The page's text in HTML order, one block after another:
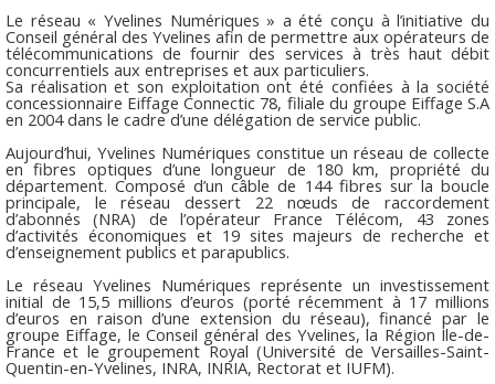
Le réseau « Yvelines Numériques » a été conçu à l’initiative du
Conseil général des Yvelines afin de permettre aux opérateurs de
télécommunications de fournir des services à très haut débit
concurrentiels aux entreprises et aux particuliers.
Sa réalisation et son exploitation ont été confiées à la société
concessionnaire Eiffage Connectic 78, filiale du groupe Eiffage S.A
en 2004 dans le cadre d’une délégation de service public.
Aujourd’hui, Yvelines Numériques constitue un réseau de collecte
en fibres optiques d’une longueur de 180 km, propriété du
département. Composé d’un câble de 144 fibres sur la boucle
principale, le réseau dessert 22 nœuds de raccordement
d’abonnés (NRA) de l’opérateur France Télécom, 43 zones
d’activités économiques et 19 sites majeurs de recherche et
d’enseignement publics et parapublics.
Le réseau Yvelines Numériques représente un investissement
initial de 15,5 millions d’euros (porté récemment à 17 millions
d’euros en raison d’une extension du réseau), financé par le
groupe Eiffage, le Conseil général des Yvelines, la Région Ile-de-
France et le groupement Royal (Université de Versailles-Saint-
Quentin-en-Yvelines, INRA, INRIA, Rectorat et IUFM).